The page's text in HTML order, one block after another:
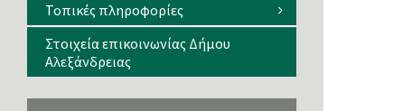
Τοπικές πληροφορίες
Στοιχεία επικοινωνίας Δήμου
Αλεξάνδρειας